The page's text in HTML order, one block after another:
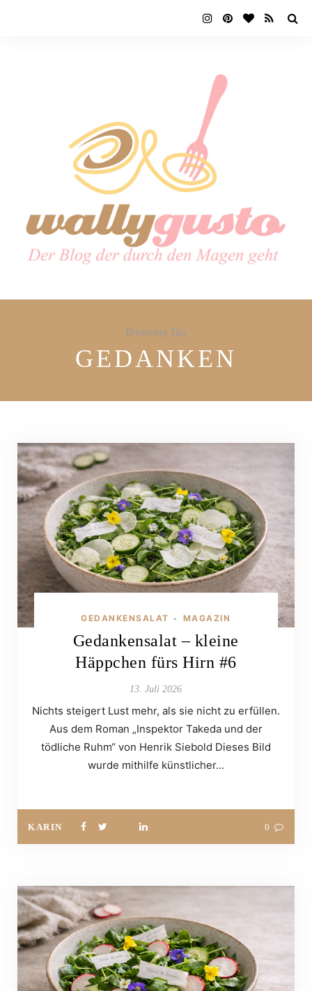
Browsing Tag
GEDANKEN
GEDANKENSALAT • MAGAZIN
Gedankensalat – kleine
Häppchen fürs Hirn #6
13. Juli 2026
Nichts steigert Lust mehr, als sie nicht zu erfüllen.
Aus dem Roman „Inspektor Takeda und der
tödliche Ruhm“ von Henrik Siebold Dieses Bild
wurde mithilfe künstlicher…
KARIN 0